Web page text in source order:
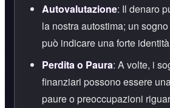
Autovalutazione: Il denaro
la nostra autostima; un
può indicare una forte
Perdita o Paura: A volte, i
finanziari possono essere
paure o preoccupazioni